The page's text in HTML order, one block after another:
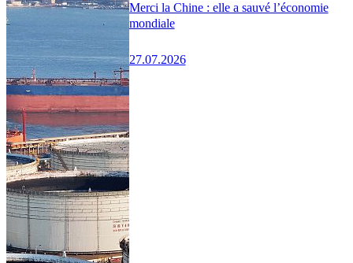
Merci la Chine : elle a sauvé l’économie
mondiale
27.07.2026